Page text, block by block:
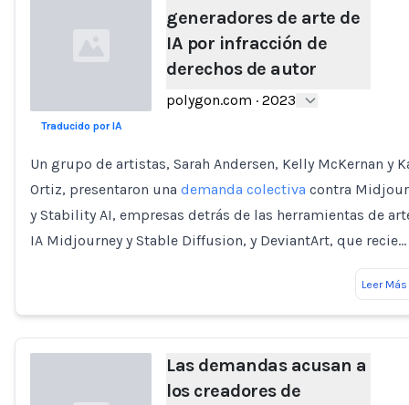
generadores de arte de
IA por infracción de
derechos de autor
polygon.com · 2023
Traducido por IA
Un grupo de artistas, Sarah Andersen, Kelly McKernan y
Ortiz, presentaron una demanda colectiva contra
y Stability AI, empresas detrás de las herramientas de
IA Midjourney y Stable Diffusion, y DeviantArt, que recie…
Leer Más
Las demandas acusan a
los creadores de